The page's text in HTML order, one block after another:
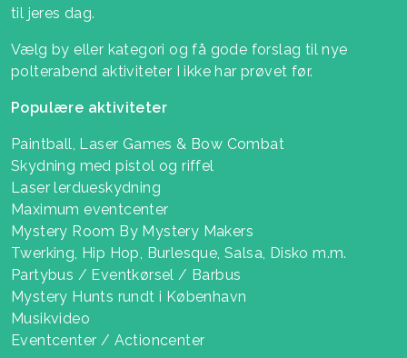
til jeres dag.
Vælg by eller kategori og få gode forslag til nye
polterabend aktiviteter I ikke har prøvet før.
Populære aktiviteter
Paintball, Laser Games & Bow Combat
Skydning med pistol og riffel
Laser lerdueskydning
Maximum eventcenter
Mystery Room By Mystery Makers
Twerking, Hip Hop, Burlesque, Salsa, Disko m.m.
Partybus / Eventkørsel / Barbus
Mystery Hunts rundt i København
Musikvideo
Eventcenter / Actioncenter